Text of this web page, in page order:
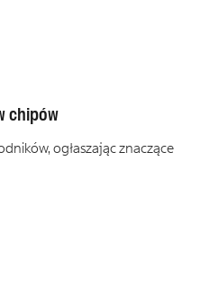
chipów
ogłaszając znaczące